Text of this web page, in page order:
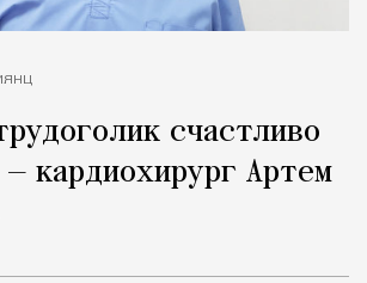
счастливо
кардиохирург Артем